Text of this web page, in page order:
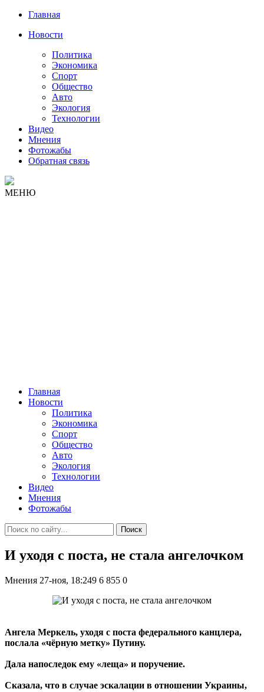
Главная
Новости
Политика
Экономика
Спорт
Общество
Авто
Экология
Технологии
Видео
Мнения
Фотожабы
Обратная связь
МЕНЮ
Главная
Новости
Политика
Экономика
Спорт
Общество
Авто
Экология
Технологии
Видео
Мнения
Фотожабы
Поиск
И уходя с поста, не стала ангелочком
Мнения 27-ноя, 18:249 6 855 0
Ангела Меркель, уходя с поста федерального канцлера,
послала «чёрную метку» Путину.
Дала напоследок ему «леща» и поручение.
Сказала, что в случае эскалации в отношении Украины,